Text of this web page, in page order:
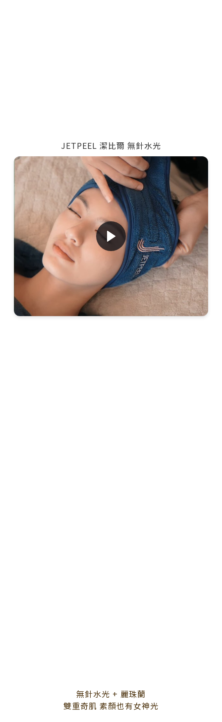
JETPEEL 潔比爾 無針水光
無針水光 + 麗珠蘭
雙重奇肌 素顏也有女神光